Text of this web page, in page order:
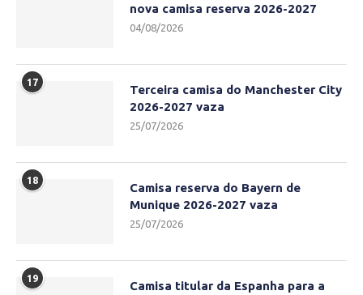
nova camisa reserva 2026-2027
04/08/2026
17
Terceira camisa do Manchester City
2026-2027 vaza
25/07/2026
18
Camisa reserva do Bayern de
Munique 2026-2027 vaza
25/07/2026
19
Camisa titular da Espanha para a